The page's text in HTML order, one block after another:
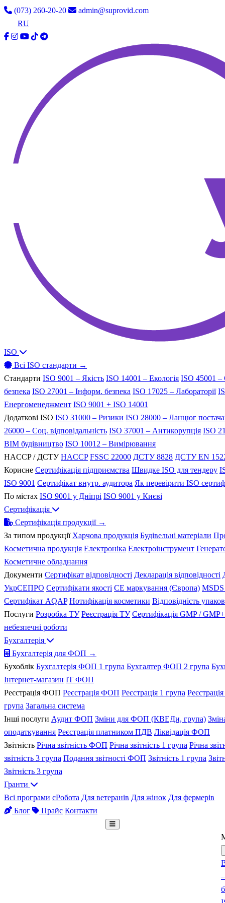
(073) 260-20-20
admin@suprovid.com
RU
ISO
Всі ISO стандарти →
Стандарти ISO 9001 – Якість ISO 14001 – Екологія ISO 45001 –
безпека ISO 27001 – Інформ. безпека ISO 17025 – Лабораторії
Енергоменеджмент ISO 9001 + ISO 14001
Додаткові ISO ISO 31000 – Ризики ISO 28000 – Ланцюг
26000 – Соц. відповідальність ISO 37001 – Антикорупція ISO
BIM будівництво ISO 10012 – Вимірювання
HACCP / ДСТУ HACCP FSSC 22000 ДСТУ 8828 ДСТУ EN
Корисне Сертифікація підприємства Швидке ISO для тендеру
ISO 9001 Сертифікат внутр. аудитора Як перевірити ISO
По містах ISO 9001 у Дніпрі ISO 9001 у Києві
Сертифікація
Сертифікація продукції →
За типом продукції Харчова продукція Будівельні матеріали
Косметична продукція Електроніка Електроінструмент
Косметичне обладнання
Документи Сертифікат відповідності Декларація відповідності
УкрСЕПРО Сертифікати якості CE маркування (Європа) MSDS
Сертифікат AQAP Нотифікація косметики Відповідність
Послуги Розробка ТУ Реєстрація ТУ Сертифікація GMP / GMP+
небезпечні роботи
Бухгалтерія
Бухгалтерія для ФОП →
Бухоблік Бухгалтерія ФОП 1 група Бухгалтер ФОП 2 група
Інтернет-магазин IT ФОП
Реєстрація ФОП Реєстрація ФОП Реєстрація 1 група
група Загальна система
Інші послуги Аудит ФОП Зміни для ФОП (КВЕДи, група)
оподаткування Реєстрація платником ПДВ Ліквідація ФОП
Звітність Річна звітність ФОП Річна звітність 1 група Річна
звітність 3 група Подання звітності ФОП Звітність 1 група
Звітність 3 група
Гранти
Всі програми єРобота Для ветеранів Для жінок Для фермерів
Блог
Прайс Контакти